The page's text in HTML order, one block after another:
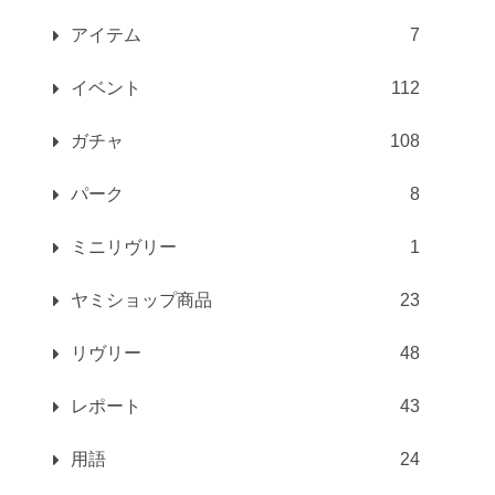
アイテム 7
イベント 112
ガチャ 108
パーク 8
ミニリヴリー 1
ヤミショップ商品 23
リヴリー 48
レポート 43
用語 24